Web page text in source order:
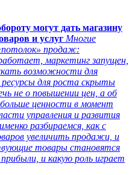
могут дать магазину
и услуг Многие
продаж:
маркетинг запущен,
возможности для
для роста скрыты
не о повышении цен, а об
ценности в момент
управления и развития
разбираемся, как с
увеличить продажи, и
товары становятся
и какую роль играет